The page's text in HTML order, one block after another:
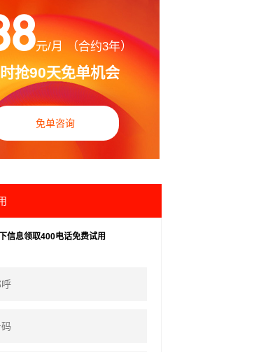
元/月 （合约3年）
抢90天免单机会
免单咨询
信息领取400电话免费试用